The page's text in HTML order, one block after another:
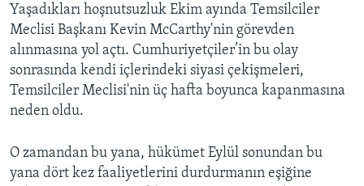
Yaşadıkları hoşnutsuzluk Ekim ayında Temsilciler
Meclisi Başkanı Kevin McCarthy'nin görevden
alınmasına yol açtı. Cumhuriyetçiler’in bu olay
sonrasında kendi içlerindeki siyasi çekişmeleri,
Temsilciler Meclisi'nin üç hafta boyunca kapanmasına
neden oldu.
O zamandan bu yana, hükümet Eylül sonundan bu
yana dört kez faaliyetlerini durdurmanın eşiğine